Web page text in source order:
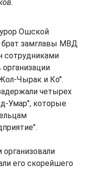
Ошской
брат замглавы МВД
сотрудниками
Чырак и Ко".
четырех
Умар", которые
организовали
его скорейшего